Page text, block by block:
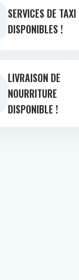
SERVICES DE TAXI
DISPONIBLES !
LIVRAISON DE
NOURRITURE
DISPONIBLE !